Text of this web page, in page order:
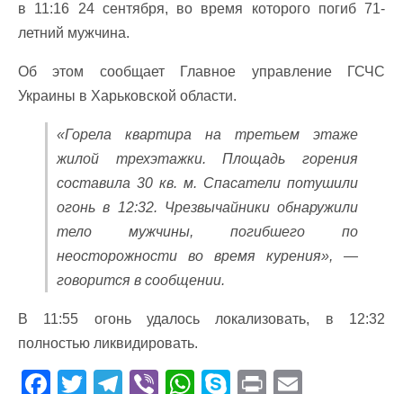
в 11:16 24 сентября, во время которого погиб 71-
летний мужчина.
Об этом сообщает Главное управление ГСЧС
Украины в Харьковской области.
«Горела квартира на третьем этаже
жилой трехэтажки. Площадь горения
составила 30 кв. м. Спасатели потушили
огонь в 12:32. Чрезвычайники обнаружили
тело мужчины, погибшего по
неосторожности во время курения», —
говорится в сообщении.
В 11:55 огонь удалось локализовать, в 12:32
полностью ликвидировать.
F T T Vi W S Pr